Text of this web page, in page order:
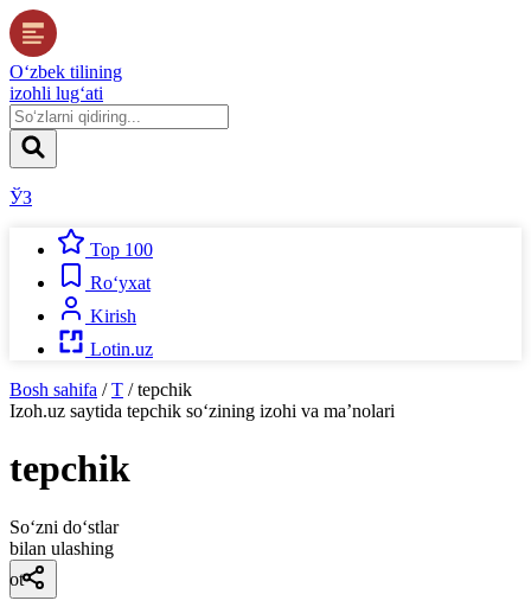
O‘zbek tilining
izohli lug‘ati
ЎЗ
Top 100
Ro‘yxat
Kirish
Lotin.uz
Bosh sahifa / T / tepchik
Izoh.uz saytida tepchik so‘zining izohi va ma’nolari
tepchik
So‘zni do‘stlar
bilan ulashing
ot